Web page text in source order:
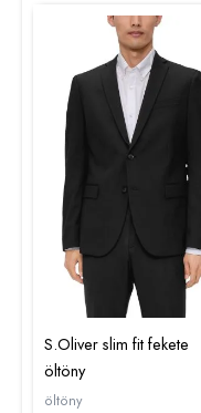
S.Oliver slim fit fekete
öltöny
öltöny